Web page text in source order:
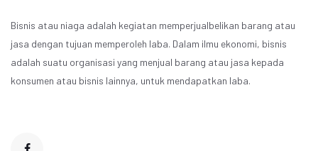
Bisnis atau niaga adalah kegiatan memperjualbelikan barang atau
jasa dengan tujuan memperoleh laba. Dalam ilmu ekonomi, bisnis
adalah suatu organisasi yang menjual barang atau jasa kepada
konsumen atau bisnis lainnya, untuk mendapatkan laba.